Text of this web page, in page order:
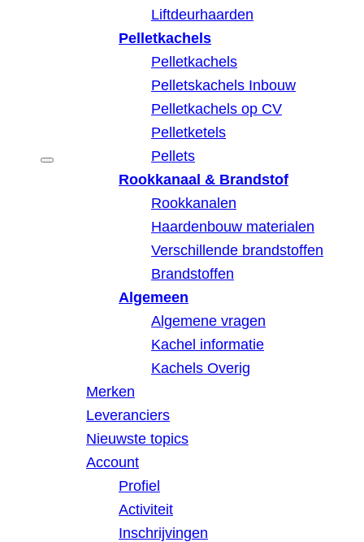
Liftdeurhaarden
Pelletkachels
Pelletkachels
Pelletskachels Inbouw
Pelletkachels op CV
Pelletketels
Pellets
Rookkanaal & Brandstof
Rookkanalen
Haardenbouw materialen
Verschillende brandstoffen
Brandstoffen
Algemeen
Algemene vragen
Kachel informatie
Kachels Overig
Merken
Leveranciers
Nieuwste topics
Account
Profiel
Activiteit
Inschrijvingen